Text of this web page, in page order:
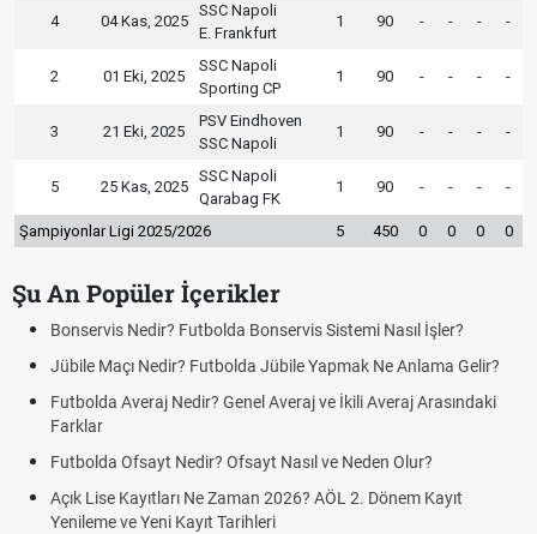
4 04 Kas, 2025
SSC Napoli
E. Frankfurt
1 90 - - - -
2 01 Eki, 2025
SSC Napoli
Sporting CP
1 90 - - - -
3 21 Eki, 2025
PSV Eindhoven
SSC Napoli
1 90 - - - -
5 25 Kas, 2025
SSC Napoli
Qarabag FK
1 90 - - - -
Şampiyonlar Ligi 2025/2026 5 450 0 0 0 0
Şu An Popüler İçerikler
Bonservis Nedir? Futbolda Bonservis Sistemi Nasıl İşler?
Jübile Maçı Nedir? Futbolda Jübile Yapmak Ne Anlama Gelir?
Futbolda Averaj Nedir? Genel Averaj ve İkili Averaj Arasındaki
Farklar
Futbolda Ofsayt Nedir? Ofsayt Nasıl ve Neden Olur?
Açık Lise Kayıtları Ne Zaman 2026? AÖL 2. Dönem Kayıt
Yenileme ve Yeni Kayıt Tarihleri